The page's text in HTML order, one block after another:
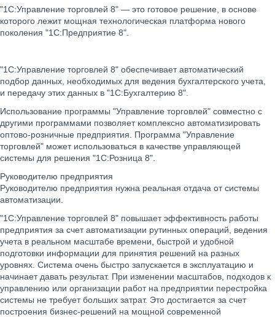
"1С:Управление торговлей 8" — это готовое решение, в основе
которого лежит мощная технологическая платформа нового
поколения "1С:Предприятие 8".
"1С:Управление торговлей 8" обеспечивает автоматический
подбор данных, необходимых для ведения бухгалтерского учета,
и передачу этих данных в "1С:Бухгалтерию 8".
Использование программы "Управление торговлей" совместно с
другими программами позволяет комплексно автоматизировать
оптово-розничные предприятия. Программа "Управление
торговлей" может использоваться в качестве управляющей
системы для решения "1С:Розница 8".
Руководителю предприятия
Руководителю предприятия нужна реальная отдача от системы
автоматизации.
"1С:Управление торговлей 8" повышает эффективность работы
предприятия за счет автоматизации рутинных операций, ведения
учета в реальном масштабе времени, быстрой и удобной
подготовки информации для принятия решений на разных
уровнях. Система очень быстро запускается в эксплуатацию и
начинает давать результат. При изменении масштабов, подходов к
управлению или организации работ на предприятии перестройка
системы не требует больших затрат. Это достигается за счет
построения бизнес-решений на мощной современной